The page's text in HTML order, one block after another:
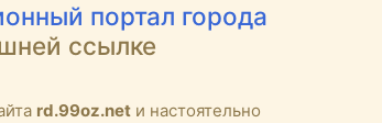
портал города
ссылке
rd.99oz.net и настоятельно